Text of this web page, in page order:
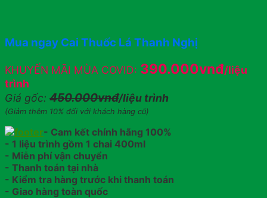
Mua ngay Cai Thuốc Lá Thanh Nghị
KHUYẾN MÃI MÙA COVID: 390.000vnđ/liệu
trình
Giá gốc: 450.000vnđ/liệu trình
(Giảm thêm 10% đối với khách hàng cũ)
- Cam kết chính hãng 100%
- 1 liệu trình gồm 1 chai 400ml
- Miễn phí vận chuyển
- Thanh toán tại nhà
- Kiểm tra hàng trước khi thanh toán
- Giao hàng toàn quốc